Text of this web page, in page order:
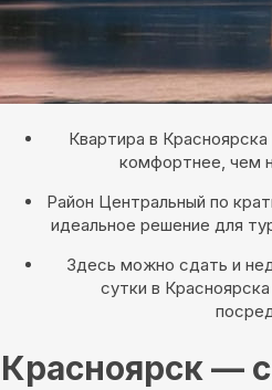
Квартира в
комфортнее, чем
Район Центральный по
идеальное решение для
Здесь можно сдать и
сутки в
Красноярск —